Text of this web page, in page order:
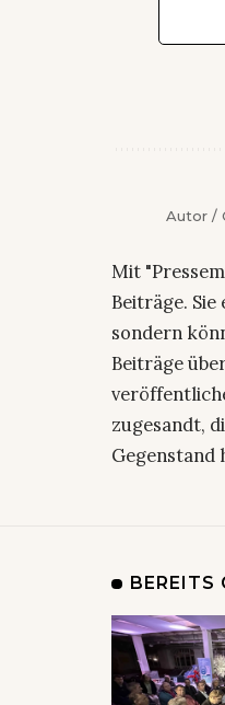
Autor /
Mit
Beiträge.
sondern
Beiträge
zugesandt,
Gegenstand
BEREITS